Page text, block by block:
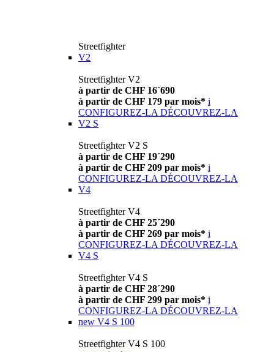
Streetfighter
V2
Streetfighter V2
à partir de CHF 16´690
à partir de CHF 179 par mois* i
CONFIGUREZ-LA DÉCOUVREZ-LA
V2 S
Streetfighter V2 S
à partir de CHF 19´290
à partir de CHF 209 par mois* i
CONFIGUREZ-LA DÉCOUVREZ-LA
V4
Streetfighter V4
à partir de CHF 25´290
à partir de CHF 269 par mois* i
CONFIGUREZ-LA DÉCOUVREZ-LA
V4 S
Streetfighter V4 S
à partir de CHF 28´290
à partir de CHF 299 par mois* i
CONFIGUREZ-LA DÉCOUVREZ-LA
new V4 S 100
Streetfighter V4 S 100